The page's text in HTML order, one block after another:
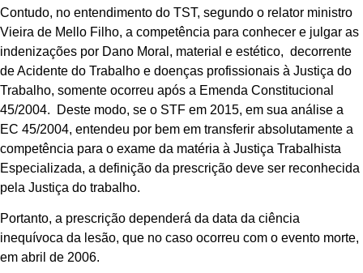
Contudo, no entendimento do TST, segundo o relator ministro
Vieira de Mello Filho, a competência para conhecer e julgar as
indenizações por Dano Moral, material e estético, decorrente
de Acidente do Trabalho e doenças profissionais à Justiça do
Trabalho, somente ocorreu após a Emenda Constitucional
45/2004. Deste modo, se o STF em 2015, em sua análise a
EC 45/2004, entendeu por bem em transferir absolutamente a
competência para o exame da matéria à Justiça Trabalhista
Especializada, a definição da prescrição deve ser reconhecida
pela Justiça do trabalho.
Portanto, a prescrição dependerá da data da ciência
inequívoca da lesão, que no caso ocorreu com o evento morte,
em abril de 2006.